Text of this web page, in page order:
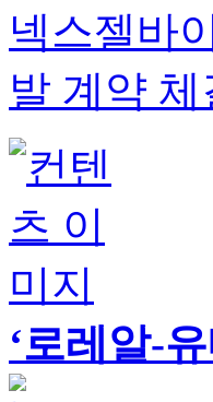
넥스젤바
발 계약 체
‘로레알-